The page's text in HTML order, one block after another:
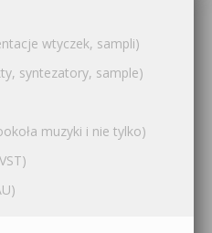
wtyczek, sampli)
syntezatory, sample)
muzyki i nie tylko)